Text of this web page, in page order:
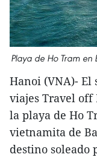
Playa de Ho Tram en
Hanoi (VNA)- El
viajes Travel off
la playa de Ho
vietnamita de
destino soleado